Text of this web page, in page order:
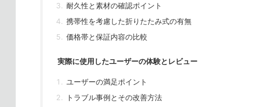
耐久性と素材の確認ポイント
携帯性を考慮した折りたたみ式の有無
価格帯と保証内容の比較
実際に使用したユーザーの体験とレビュー
ユーザーの満足ポイント
トラブル事例とその改善方法